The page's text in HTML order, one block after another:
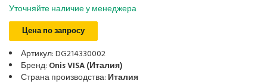
Уточняйте наличие у менеджера
Цена по запросу
Артикул: DG214330002
Бренд: Onis VISA (Италия)
Страна производства: Италия